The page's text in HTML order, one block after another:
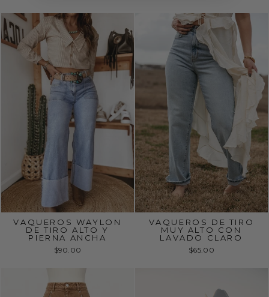
VAQUEROS WAYLON
DE TIRO ALTO Y
PIERNA ANCHA
$90.00
VAQUEROS DE TIRO
MUY ALTO CON
LAVADO CLARO
$65.00